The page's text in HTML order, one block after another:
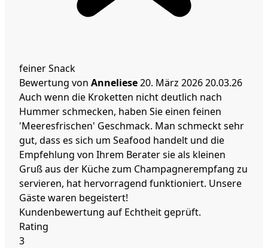
feiner Snack
Bewertung von Anneliese20. März 202620.03.26
Auch wenn die Kroketten nicht deutlich nach
Hummer schmecken, haben Sie einen feinen
'Meeresfrischen' Geschmack. Man schmeckt sehr
gut, dass es sich um Seafood handelt und die
Empfehlung von Ihrem Berater sie als kleinen
Gruß aus der Küche zum Champagnerempfang zu
servieren, hat hervorragend funktioniert. Unsere
Gäste waren begeistert!
Kundenbewertung auf Echtheit geprüft.
Rating
3